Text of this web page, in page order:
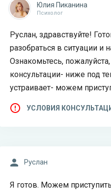
Юлия Пиканина
Психолог
Руслан, здравствуйте!
разобраться в ситуации и
Ознакомьтесь,
консультации- ниже под
устраивает- можем
УСЛОВИЯ
Руслан
Я готов. Можем приступить